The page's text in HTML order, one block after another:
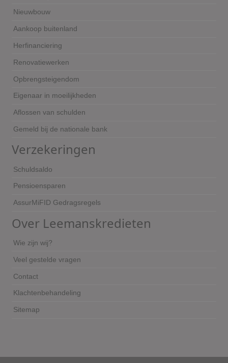
Nieuwbouw
Aankoop buitenland
Herfinanciering
Renovatiewerken
Opbrengsteigendom
Eigenaar in moeilijkheden
Aflossen van schulden
Gemeld bij de nationale bank
Verzekeringen
Schuldsaldo
Pensioensparen
AssurMiFID Gedragsregels
Over Leemanskredieten
Wie zijn wij?
Veel gestelde vragen
Contact
Klachtenbehandeling
Sitemap